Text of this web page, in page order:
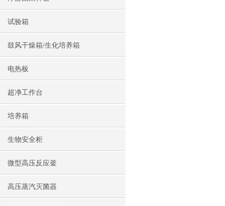
试验箱
鼓风干燥箱/生化培养箱
电热板
超净工作台
培养箱
生物安全柜
微型高压反应釜
高压蒸汽灭菌器